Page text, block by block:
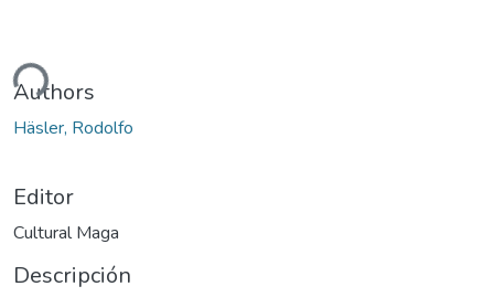
Authors
Häsler, Rodolfo
Editor
Cultural Maga
Descripción